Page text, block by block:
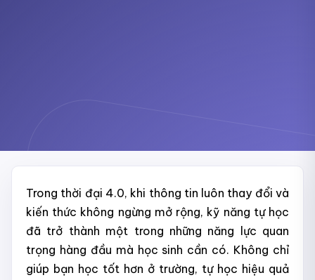
Trong thời đại 4.0, khi thông tin luôn thay đổi và
kiến thức không ngừng mở rộng, kỹ năng tự học
đã trở thành một trong những năng lực quan
trọng hàng đầu mà học sinh cần có. Không chỉ
giúp bạn học tốt hơn ở trường, tự học hiệu quả